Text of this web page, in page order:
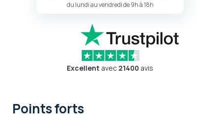
du lundi au vendredi de 9h à 18h
Excellent avec 21400 avis
Points forts